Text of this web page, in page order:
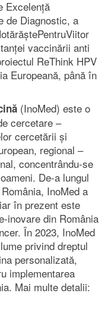
Excelență
de Diagnostic, a
vaccinării anti
ReThink HPV
Europeană, până în
(InoMed) este o
cercetare –
cercetării și
regional –
concentrându-se
De-a lungul
InoMed a
în prezent este
inovare din România
În 2023, InoMed
privind dreptul
personalizată,
implementarea
Mai multe detalii: